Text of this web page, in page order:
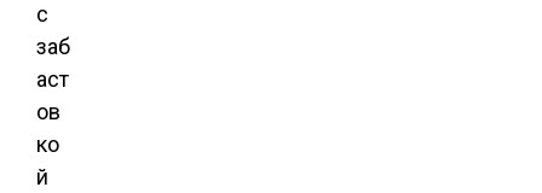
с
заб
аст
ов
ко
й